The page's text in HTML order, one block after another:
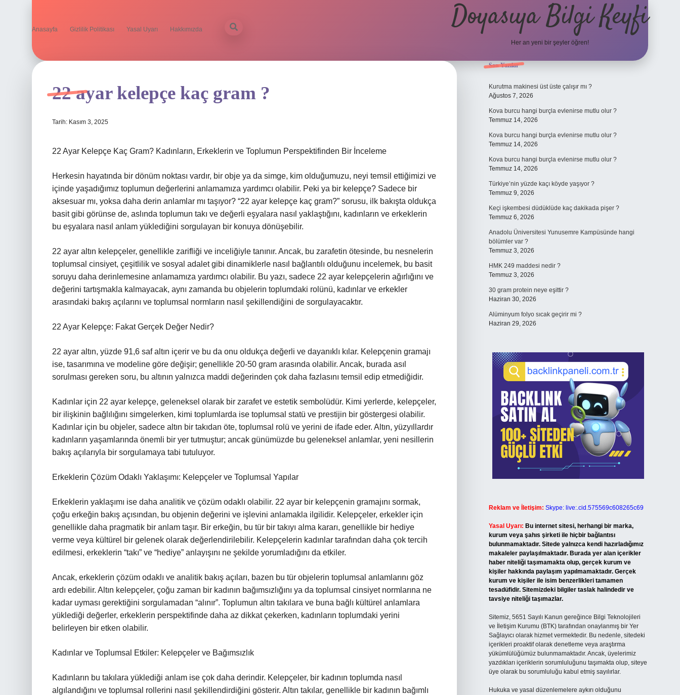
Anasayfa Gizlilik Politikası Yasal Uyarı Hakkımızda Doyasıya Bilgi Keyfi
Her an yeni bir şeyler öğren!
22 ayar kelepçe kaç gram ?
Tarih: Kasım 3, 2025
22 Ayar Kelepçe Kaç Gram? Kadınların, Erkeklerin ve Toplumun Perspektifinden Bir İnceleme
Herkesin hayatında bir dönüm noktası vardır, bir obje ya da simge, kim olduğumuzu, neyi temsil ettiğimizi ve
içinde yaşadığımız toplumun değerlerini anlamamıza yardımcı olabilir. Peki ya bir kelepçe? Sadece bir
aksesuar mı, yoksa daha derin anlamlar mı taşıyor? “22 ayar kelepçe kaç gram?” sorusu, ilk bakışta oldukça
basit gibi görünse de, aslında toplumun takı ve değerli eşyalara nasıl yaklaştığını, kadınların ve erkeklerin
bu eşyalara nasıl anlam yüklediğini sorgulayan bir konuya dönüşebilir.
22 ayar altın kelepçeler, genellikle zarifliği ve inceliğiyle tanınır. Ancak, bu zarafetin ötesinde, bu nesnelerin
toplumsal cinsiyet, çeşitlilik ve sosyal adalet gibi dinamiklerle nasıl bağlantılı olduğunu incelemek, bu basit
soruyu daha derinlemesine anlamamıza yardımcı olabilir. Bu yazı, sadece 22 ayar kelepçelerin ağırlığını ve
değerini tartışmakla kalmayacak, aynı zamanda bu objelerin toplumdaki rolünü, kadınlar ve erkekler
arasındaki bakış açılarını ve toplumsal normların nasıl şekillendiğini de sorgulayacaktır.
22 Ayar Kelepçe: Fakat Gerçek Değer Nedir?
22 ayar altın, yüzde 91,6 saf altın içerir ve bu da onu oldukça değerli ve dayanıklı kılar. Kelepçenin gramajı
ise, tasarımına ve modeline göre değişir; genellikle 20-50 gram arasında olabilir. Ancak, burada asıl
sorulması gereken soru, bu altının yalnızca maddi değerinden çok daha fazlasını temsil edip etmediğidir.
Kadınlar için 22 ayar kelepçe, geleneksel olarak bir zarafet ve estetik sembolüdür. Kimi yerlerde, kelepçeler,
bir ilişkinin bağlılığını simgelerken, kimi toplumlarda ise toplumsal statü ve prestijin bir göstergesi olabilir.
Kadınlar için bu objeler, sadece altın bir takıdan öte, toplumsal rolü ve yerini de ifade eder. Altın, yüzyıllardır
kadınların yaşamlarında önemli bir yer tutmuştur; ancak günümüzde bu geleneksel anlamlar, yeni nesillerin
bakış açılarıyla bir sorgulamaya tabi tutuluyor.
Erkeklerin Çözüm Odaklı Yaklaşımı: Kelepçeler ve Toplumsal Yapılar
Erkeklerin yaklaşımı ise daha analitik ve çözüm odaklı olabilir. 22 ayar bir kelepçenin gramajını sormak,
çoğu erkeğin bakış açısından, bu objenin değerini ve işlevini anlamakla ilgilidir. Kelepçeler, erkekler için
genellikle daha pragmatik bir anlam taşır. Bir erkeğin, bu tür bir takıyı alma kararı, genellikle bir hediye
verme veya kültürel bir gelenek olarak değerlendirilebilir. Kelepçelerin kadınlar tarafından daha çok tercih
edilmesi, erkeklerin “takı” ve “hediye” anlayışını ne şekilde yorumladığını da etkiler.
Ancak, erkeklerin çözüm odaklı ve analitik bakış açıları, bazen bu tür objelerin toplumsal anlamlarını göz
ardı edebilir. Altın kelepçeler, çoğu zaman bir kadının bağımsızlığını ya da toplumsal cinsiyet normlarına ne
kadar uyması gerektiğini sorgulamadan “alınır”. Toplumun altın takılara ve buna bağlı kültürel anlamlara
yüklediği değerler, erkeklerin perspektifinde daha az dikkat çekerken, kadınların toplumdaki yerini
belirleyen bir etken olabilir.
Kadınlar ve Toplumsal Etkiler: Kelepçeler ve Bağımsızlık
Kadınların bu takılara yüklediği anlam ise çok daha derindir. Kelepçeler, bir kadının toplumda nasıl
algılandığını ve toplumsal rollerini nasıl şekillendirdiğini gösterir. Altın takılar, genellikle bir kadının bağımlı
Sidebar
Son Yazılar
Kurutma makinesi üst üste çalışır mı ?
Ağustos 7, 2026
Kova burcu hangi burçla evlenirse mutlu olur ?
Temmuz 14, 2026
Kova burcu hangi burçla evlenirse mutlu olur ?
Temmuz 14, 2026
Kova burcu hangi burçla evlenirse mutlu olur ?
Temmuz 14, 2026
Türkiye’nin yüzde kaçı köyde yaşıyor ?
Temmuz 9, 2026
Keçi işkembesi düdüklüde kaç dakikada pişer ?
Temmuz 6, 2026
Anadolu Üniversitesi Yunusemre Kampüsünde hangi
bölümler var ?
Temmuz 3, 2026
HMK 249 maddesi nedir ?
Temmuz 3, 2026
30 gram protein neye eşittir ?
Haziran 30, 2026
Alüminyum folyo sıcak geçirir mi ?
Haziran 29, 2026
Reklam ve İletişim: Skype: live:.cid.575569c608265c69
Yasal Uyarı: Bu internet sitesi, herhangi bir marka,
kurum veya şahıs şirketi ile hiçbir bağlantısı
bulunmamaktadır. Sitede yalnızca kendi hazırladığımız
makaleler paylaşılmaktadır. Burada yer alan içerikler
haber niteliği taşımamakta olup, gerçek kurum ve
kişiler hakkında paylaşım yapılmamaktadır. Gerçek
kurum ve kişiler ile isim benzerlikleri tamamen
tesadüfidir. Sitemizdeki bilgiler taslak halindedir ve
tavsiye niteliği taşımazlar.
Sitemiz, 5651 Sayılı Kanun gereğince Bilgi Teknolojileri
ve İletişim Kurumu (BTK) tarafından onaylanmış bir Yer
Sağlayıcı olarak hizmet vermektedir. Bu nedenle, sitedeki
içerikleri proaktif olarak denetleme veya araştırma
yükümlülüğümüz bulunmamaktadır. Ancak, üyelerimiz
yazdıkları içeriklerin sorumluluğunu taşımakta olup, siteye
üye olarak bu sorumluluğu kabul etmiş sayılırlar.
Hukuka ve yasal düzenlemelere aykırı olduğunu